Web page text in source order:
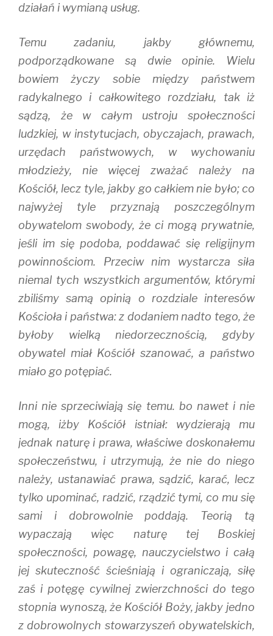
działań i wymianą usług.
Temu zadaniu, jakby głównemu,
podporządkowane są dwie opinie. Wielu
bowiem życzy sobie między państwem
radykalnego i całkowitego rozdziału, tak iż
sądzą, że w całym ustroju społeczności
ludzkiej, w instytucjach, obyczajach, prawach,
urzędach państwowych, w wychowaniu
młodzieży, nie więcej zważać należy na
Kościół, lecz tyle, jakby go całkiem nie było; co
najwyżej tyle przyznają poszczególnym
obywatelom swobody, że ci mogą prywatnie,
jeśli im się podoba, poddawać się religijnym
powinnościom. Przeciw nim wystarcza siła
niemal tych wszystkich argumentów, którymi
zbiliśmy samą opinią o rozdziale interesów
Kościoła i państwa: z dodaniem nadto tego, że
byłoby wielką niedorzecznością, gdyby
obywatel miał Kościół szanować, a państwo
miało go potępiać.
Inni nie sprzeciwiają się temu. bo nawet i nie
mogą, iżby Kościół istniał: wydzierają mu
jednak naturę i prawa, właściwe doskonałemu
społeczeństwu, i utrzymują, że nie do niego
należy, ustanawiać prawa, sądzić, karać, lecz
tylko upominać, radzić, rządzić tymi, co mu się
sami i dobrowolnie poddają. Teorią tą
wypaczają więc naturę tej Boskiej
społeczności, powagę, nauczycielstwo i całą
jej skuteczność ścieśniają i ograniczają, siłę
zaś i potęgę cywilnej zwierzchności do tego
stopnia wynoszą, że Kościół Boży, jakby jedno
z dobrowolnych stowarzyszeń obywatelskich,